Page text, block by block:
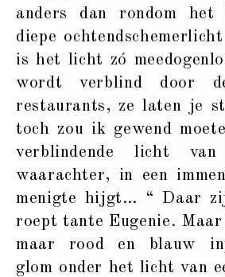
anders dan rondom het
diepe
is het licht zó
wordt verblind door
restaurants, ze laten je
toch zou ik gewend
verblindende licht
waarachter, in een
menigte hijgt… “ Daar
roept tante Eugenie.
maar rood en blauw
glom onder het licht van